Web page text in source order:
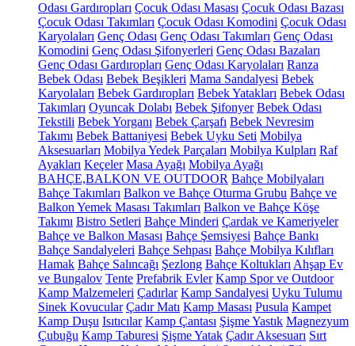
Odası Gardıropları Çocuk Odası Masası Çocuk Odası Bazası
Çocuk Odası Takımları Çocuk Odası Komodini Çocuk Odası
Karyolaları Genç Odası Genç Odası Takımları Genç Odası
Komodini Genç Odası Şifonyerleri Genç Odası Bazaları
Genç Odası Gardıropları Genç Odası Karyolaları Ranza
Bebek Odası Bebek Beşikleri Mama Sandalyesi Bebek
Karyolaları Bebek Gardıropları Bebek Yatakları Bebek Odası
Takımları Oyuncak Dolabı Bebek Şifonyer Bebek Odası
Tekstili Bebek Yorganı Bebek Çarşafı Bebek Nevresim
Takımı Bebek Battaniyesi Bebek Uyku Seti Mobilya
Aksesuarları Mobilya Yedek Parçaları Mobilya Kulpları Raf
Ayakları Keçeler Masa Ayağı Mobilya Ayağı
BAHÇE,BALKON VE OUTDOOR Bahçe Mobilyaları
Bahçe Takımları Balkon ve Bahçe Oturma Grubu Bahçe ve
Balkon Yemek Masası Takımları Balkon ve Bahçe Köşe
Takımı Bistro Setleri Bahçe Minderi Çardak ve Kameriyeler
Bahçe ve Balkon Masası Bahçe Şemsiyesi Bahçe Bankı
Bahçe Sandalyeleri Bahçe Sehpası Bahçe Mobilya Kılıfları
Hamak Bahçe Salıncağı Şezlong Bahçe Koltukları Ahşap Ev
ve Bungalov Tente Prefabrik Evler Kamp Spor ve Outdoor
Kamp Malzemeleri Çadırlar Kamp Sandalyesi Uyku Tulumu
Sinek Kovucular Çadır Matı Kamp Masası Pusula Kampet
Kamp Duşu Isıtıcılar Kamp Çantası Şişme Yastık Magnezyum
Çubuğu Kamp Taburesi Şişme Yatak Çadır Aksesuarı Sırt